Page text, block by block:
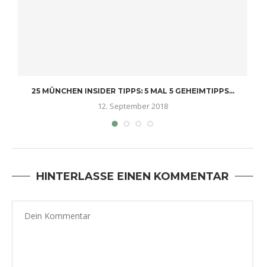
25 MÜNCHEN INSIDER TIPPS: 5 MAL 5 GEHEIMTIPPS...
12. September 2018
HINTERLASSE EINEN KOMMENTAR